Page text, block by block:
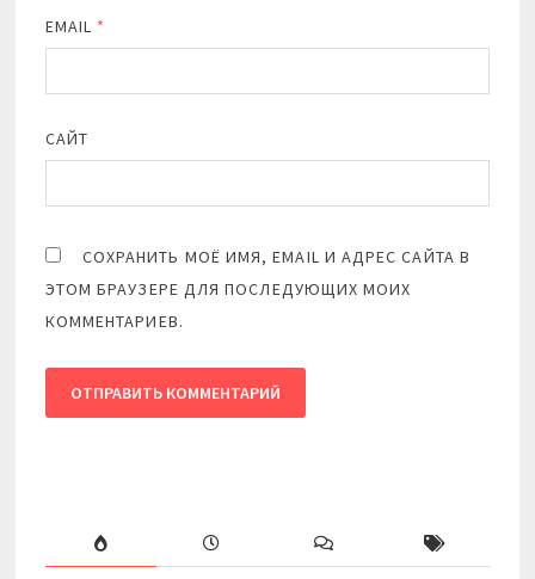
EMAIL *
САЙТ
СОХРАНИТЬ МОЁ ИМЯ, EMAIL И АДРЕС САЙТА В
ЭТОМ БРАУЗЕРЕ ДЛЯ ПОСЛЕДУЮЩИХ МОИХ
КОММЕНТАРИЕВ.